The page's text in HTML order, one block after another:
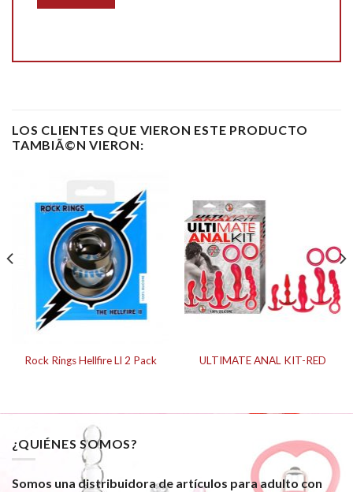
LOS CLIENTES QUE VIERON ESTE PRODUCTO
TAMBIÃ©N VIERON:
Rock Rings Hellfire Ll 2 Pack ULTIMATE ANAL KIT-RED
¿QUIÉNES SOMOS?
Somos una distribuidora de artículos para adulto con